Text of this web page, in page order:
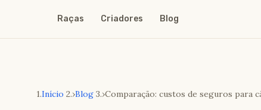
Raças Criadores Blog
Início ›Blog ›Comparação: custos de seguros para